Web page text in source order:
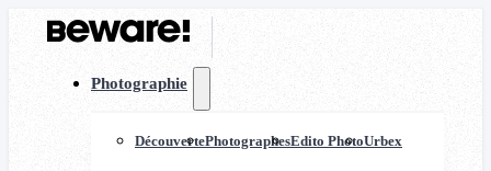
Photographie
DécouvertePhotographesEdito PhotoUrbex